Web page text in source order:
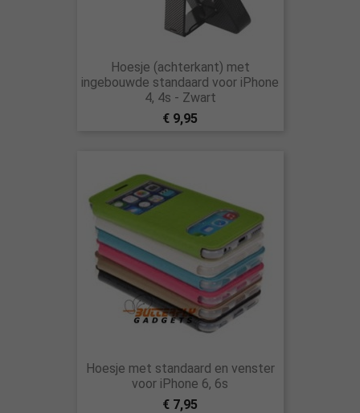
Hoesje (achterkant) met
ingebouwde standaard voor iPhone
4, 4s - Zwart
€ 9,95
Hoesje met standaard en venster
voor iPhone 6, 6s
€ 7,95